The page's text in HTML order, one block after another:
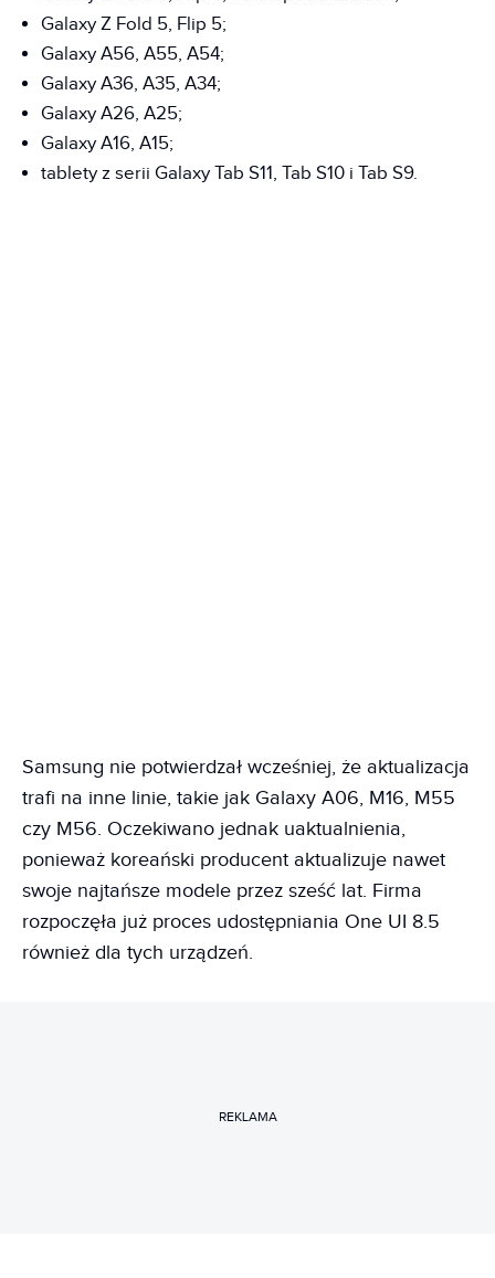
Galaxy Z Fold 5, Flip 5;
Galaxy A56, A55, A54;
Galaxy A36, A35, A34;
Galaxy A26, A25;
Galaxy A16, A15;
tablety z serii Galaxy Tab S11, Tab S10 i Tab S9.
Samsung nie potwierdzał wcześniej, że aktualizacja
trafi na inne linie, takie jak Galaxy A06, M16, M55
czy M56. Oczekiwano jednak uaktualnienia,
ponieważ koreański producent aktualizuje nawet
swoje najtańsze modele przez sześć lat. Firma
rozpoczęła już proces udostępniania One UI 8.5
również dla tych urządzeń.
REKLAMA